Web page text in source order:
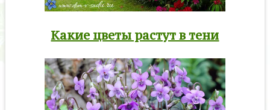
Какие цветы растут в тени